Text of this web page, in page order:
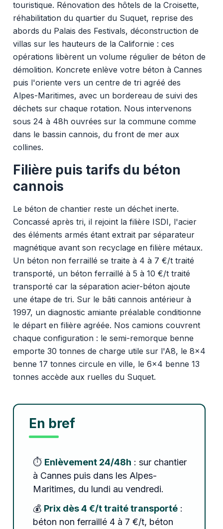
touristique. Rénovation des hôtels de la Croisette,
réhabilitation du quartier du Suquet, reprise des
abords du Palais des Festivals, déconstruction de
villas sur les hauteurs de la Californie : ces
opérations libèrent un volume régulier de béton de
démolition. Koncrete enlève votre béton à Cannes
puis l'oriente vers un centre de tri agréé des
Alpes-Maritimes, avec un bordereau de suivi des
déchets sur chaque rotation. Nous intervenons
sous 24 à 48h ouvrées sur la commune comme
dans le bassin cannois, du front de mer aux
collines.
Filière puis tarifs du béton
cannois
Le béton de chantier reste un déchet inerte.
Concassé après tri, il rejoint la filière ISDI, l'acier
des éléments armés étant extrait par séparateur
magnétique avant son recyclage en filière métaux.
Un béton non ferraillé se traite à 4 à 7 €/t traité
transporté, un béton ferraillé à 5 à 10 €/t traité
transporté car la séparation acier-béton ajoute
une étape de tri. Sur le bâti cannois antérieur à
1997, un diagnostic amiante préalable conditionne
le départ en filière agréée. Nos camions couvrent
chaque configuration : le semi-remorque benne
emporte 30 tonnes de charge utile sur l'A8, le 8x4
benne 17 tonnes circule en ville, le 6x4 benne 13
tonnes accède aux ruelles du Suquet.
En bref
⏱️ Enlèvement 24/48h : sur chantier
à Cannes puis dans les Alpes-
Maritimes, du lundi au vendredi.
💰 Prix dès 4 €/t traité transporté:
béton non ferraillé 4 à 7 €/t, béton